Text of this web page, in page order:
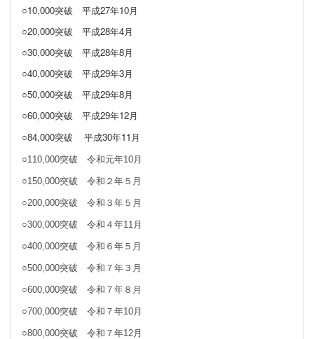
○10,000突破 平成27年10月
○20,000突破 平成28年4月
○30,000突破 平成28年8月
○40,000突破 平成29年3月
○50,000突破 平成29年8月
○60,000突破 平成29年12月
○84,000突破
平成30年11月
○110,000突破 令和元年10月
○150,000突破 令和２年５月
○200,000突破 令和３年５月
○300,000突破 令和４年11月
○400,000突破 令和６年５月
○500,000突破 令和７年３月
○600,000突破 令和７年８月
○700,000突破 令和７年10月
○800,000突破 令和７年12月